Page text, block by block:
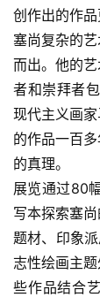
创作出的作品
塞尚复杂的
而出。他的
者和崇拜者
现代主义画
的作品一百
的真理。
展览通过80
写本探索塞
题材、印象
志性绘画主
些作品结合